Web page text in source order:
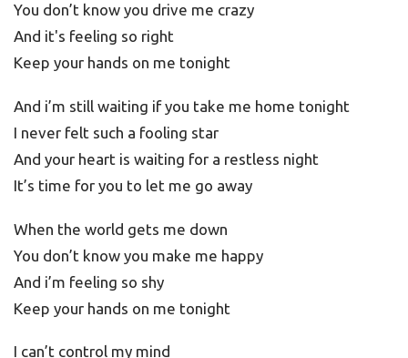
You don’t know you drive me crazy
And it's feeling so right
Keep your hands on me tonight
And i’m still waiting if you take me home tonight
I never felt such a fooling star
And your heart is waiting for a restless night
It’s time for you to let me go away
When the world gets me down
You don’t know you make me happy
And i’m feeling so shy
Keep your hands on me tonight
I can’t control my mind